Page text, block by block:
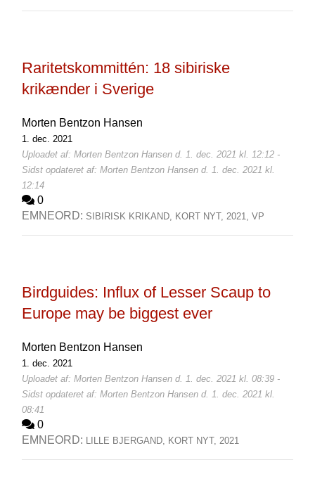
Raritetskommittén: 18 sibiriske
krikænder i Sverige
Morten Bentzon Hansen
1. dec. 2021
Uploadet af: Morten Bentzon Hansen d. 1. dec. 2021 kl. 12:12 -
Sidst opdateret af: Morten Bentzon Hansen d. 1. dec. 2021 kl.
12:14
0
EMNEORD: SIBIRISK KRIKAND, KORT NYT, 2021, VP
Birdguides: Influx of Lesser Scaup to
Europe may be biggest ever
Morten Bentzon Hansen
1. dec. 2021
Uploadet af: Morten Bentzon Hansen d. 1. dec. 2021 kl. 08:39 -
Sidst opdateret af: Morten Bentzon Hansen d. 1. dec. 2021 kl.
08:41
0
EMNEORD: LILLE BJERGAND, KORT NYT, 2021